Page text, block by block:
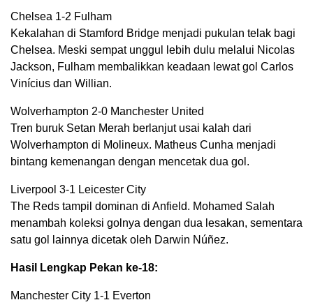
Chelsea 1-2 Fulham
Kekalahan di Stamford Bridge menjadi pukulan telak bagi
Chelsea. Meski sempat unggul lebih dulu melalui Nicolas
Jackson, Fulham membalikkan keadaan lewat gol Carlos
Vinícius dan Willian.
Wolverhampton 2-0 Manchester United
Tren buruk Setan Merah berlanjut usai kalah dari
Wolverhampton di Molineux. Matheus Cunha menjadi
bintang kemenangan dengan mencetak dua gol.
Liverpool 3-1 Leicester City
The Reds tampil dominan di Anfield. Mohamed Salah
menambah koleksi golnya dengan dua lesakan, sementara
satu gol lainnya dicetak oleh Darwin Núñez.
Hasil Lengkap Pekan ke-18:
Manchester City 1-1 Everton